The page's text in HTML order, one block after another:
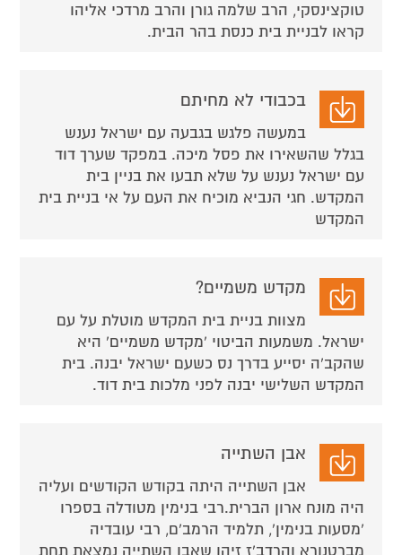
טוקצינסקי, הרב שלמה גורן והרב מרדכי אליהו
קראו לבניית בית כנסת בהר הבית.
בכבודי לא מחיתם
במעשה פלגש בגבעה עם ישראל נענש
בגלל שהשאירו את פסל מיכה. במפקד שערך דוד
עם ישראל נענש על שלא תבעו את בניין בית
המקדש. חגי הנביא מוכיח את העם על אי בניית בית
המקדש
מקדש משמיים?
מצוות בניית בית המקדש מוטלת על עם
ישראל. משמעות הביטוי 'מקדש משמיים' היא
שהקב'ה יסייע בדרך נס כשעם ישראל יבנה. בית
המקדש השלישי יבנה לפני מלכות בית דוד.
אבן השתייה
אבן השתייה היתה בקודש הקודשים ועליה
היה מונח ארון הברית.רבי בנימין מטודלה בספרו
'מסעות בנימין', תלמיד הרמב'ם, רבי עובדיה
מברטנורא והרדב'ז זיהו שאבן השתייה נמצאת תחת